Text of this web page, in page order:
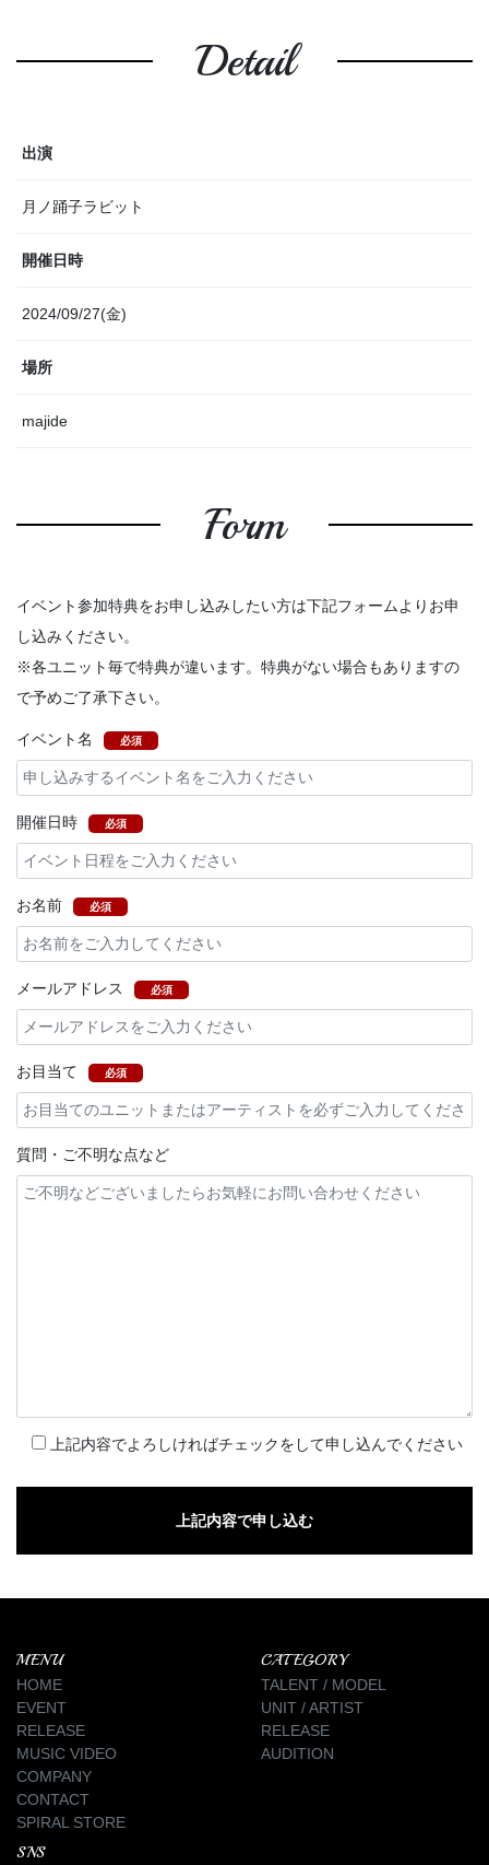
Detail
出演
月ノ踊子ラビット
開催日時
2024/09/27(金)
場所
majide
Form
イベント参加特典をお申し込みしたい方は下記フォームよりお申
し込みください。
※各ユニット毎で特典が違います。特典がない場合もありますの
で予めご了承下さい。
イベント名 必須
開催日時 必須
お名前 必須
メールアドレス 必須
お目当て 必須
質問・ご不明な点など
上記内容でよろしければチェックをして申し込んでください
MENU
HOME
EVENT
RELEASE
MUSIC VIDEO
COMPANY
CONTACT
SPIRAL STORE
CATEGORY
TALENT / MODEL
UNIT / ARTIST
RELEASE
AUDITION
SNS